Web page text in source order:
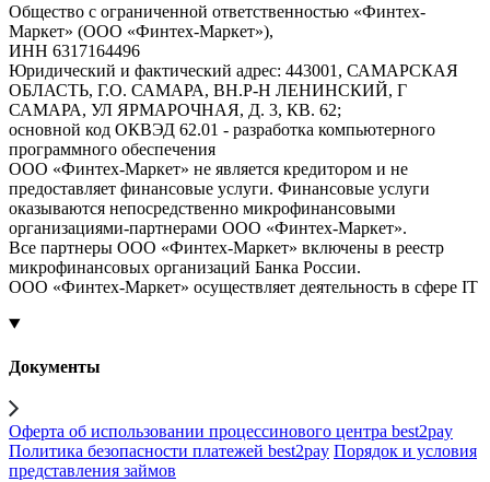
Общество с ограниченной ответственностью «Финтех-
Маркет» (ООО «Финтех-Маркет»),
ИНН 6317164496
Юридический и фактический адрес: 443001, САМАРСКАЯ
ОБЛАСТЬ, Г.О. САМАРА, ВН.Р-Н ЛЕНИНСКИЙ, Г
САМАРА, УЛ ЯРМАРОЧНАЯ, Д. 3, КВ. 62;
основной код ОКВЭД 62.01 - разработка компьютерного
программного обеспечения
ООО «Финтех-Маркет» не является кредитором и не
предоставляет финансовые услуги. Финансовые услуги
оказываются непосредственно микрофинансовыми
организациями-партнерами ООО «Финтех-Маркет».
Все партнеры ООО «Финтех-Маркет» включены в реестр
микрофинансовых организаций Банка России.
ООО «Финтех-Маркет» осуществляет деятельность в сфере IT
Документы
Оферта об использовании процессинового центра best2pay
Политика безопасности платежей best2pay Порядок и условия
представления займов